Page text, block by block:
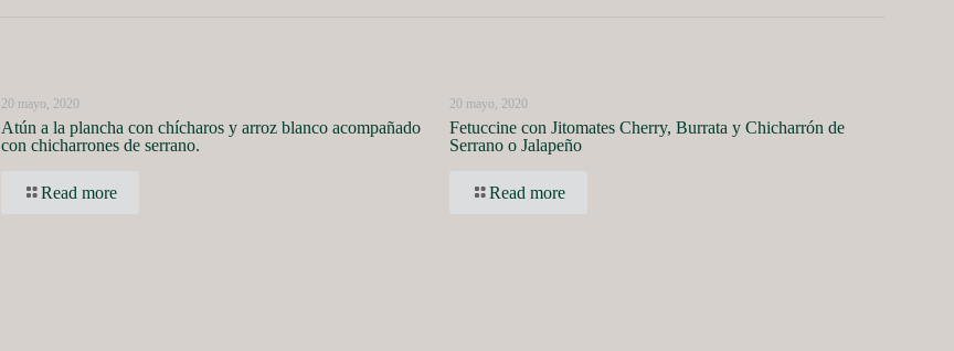
20 mayo, 2020
Atún a la plancha con chícharos y arroz blanco acompañado
con chicharrones de serrano.
Read more
20 mayo, 2020
Fetuccine con Jitomates Cherry, Burrata y Chicharrón de
Serrano o Jalapeño
Read more